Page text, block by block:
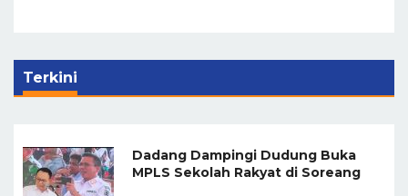
Terkini
Dadang Dampingi Dudung Buka
MPLS Sekolah Rakyat di Soreang